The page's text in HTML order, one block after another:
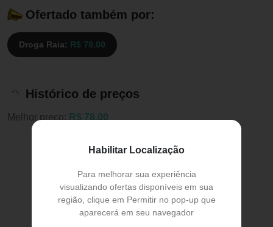
Habilitar Localização
Para melhorar sua experiência
visualizando ofertas disponíveis em sua
região, clique em Permitir no pop-up que
aparecerá em seu navegador
Ofertado também por:
Droga Raia: R$ 78,00
Histórico de preços
Melhor preço: R$ 78,00